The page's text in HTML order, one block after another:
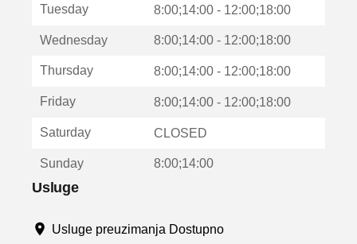
u
u
Tuesday 8:00;14:00 - 12:00;18:00
Wednesday 8:00;14:00 - 12:00;18:00
Thursday 8:00;14:00 - 12:00;18:00
Friday 8:00;14:00 - 12:00;18:00
Saturday CLOSED
Sunday 8:00;14:00
Usluge
Usluge preuzimanja Dostupno